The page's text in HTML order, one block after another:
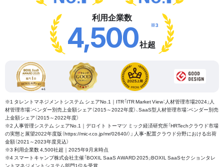
利用企業数
4,500社超
※3
※1 タレントマネジメントシステム シェアNo.1｜ITR「ITR Market View：人材管理市場2024」人
材管理市場：ベンダー別売上金額シェア（2015～2022年度）、SaaS型人材管理市場：ベンダー別売
上金額シェア（2015～2022年度）
※2 人事管理システム シェアNo.1｜デロイト トーマツ ミック経済研究所「HRTechクラウド市場
の実態と展望2022年度版（https://mic-r.co.jp/mr/02640/）」 人事・配置クラウド分野における出荷
金額（2021～2023年度見込）
※3 利用企業数 4,500社超｜2025年9月末時点
※4 スマートキャンプ株式会社主催「BOXIL SaaS AWARD 2025」BOXIL SaaSセクションタレ
ントマネジメントシステム部門1位を受賞